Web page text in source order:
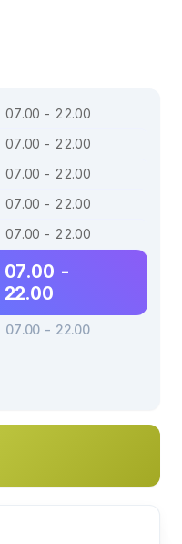
07.00 - 22.00
07.00 - 22.00
07.00 - 22.00
07.00 - 22.00
07.00 - 22.00
07.00 -
22.00
07.00 - 22.00